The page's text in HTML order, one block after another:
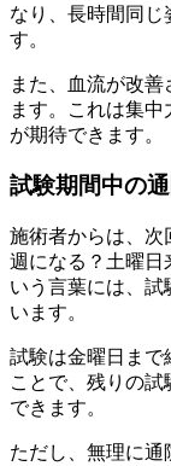
なり、長時間同じ
す。
また、血流が改
ます。これは集
が期待できます。
試験期間中の
施術者からは、次
週になる？土曜日
いう言葉には、試
います。
試験は金曜日まで
ことで、残りの
できます。
ただし、無理に通